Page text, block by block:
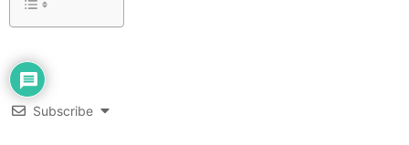
Subscribe